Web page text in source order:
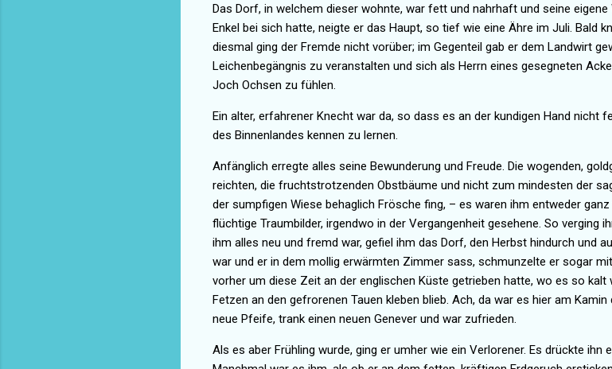
Das Dorf, in welchem dieser wohnte, war fett und nahrhaft und seine
Enkel bei sich hatte, neigte er das Haupt, so tief wie eine Ähre im Juli. Bald
diesmal ging der Fremde nicht vorüber; im Gegenteil gab er dem Landwirt
Leichenbegängnis zu veranstalten und sich als Herrn eines gesegneten
Joch Ochsen zu fühlen.
Ein alter, erfahrener Knecht war da, so dass es an der kundigen Hand nicht
des Binnenlandes kennen zu lernen.
Anfänglich erregte alles seine Bewunderung und Freude. Die wogenden,
reichten, die fruchtstrotzenden Obstbäume und nicht zum mindesten der
der sumpfigen Wiese behaglich Frösche fing, – es waren ihm entweder
flüchtige Traumbilder, irgendwo in der Vergangenheit gesehene. So verging
ihm alles neu und fremd war, gefiel ihm das Dorf, den Herbst hindurch und
war und er in dem mollig erwärmten Zimmer sass, schmunzelte er sogar
vorher um diese Zeit an der englischen Küste getrieben hatte, wo es so kalt
Fetzen an den gefrorenen Tauen kleben blieb. Ach, da war es hier am
neue Pfeife, trank einen neuen Genever und war zufrieden.
Als es aber Frühling wurde, ging er umher wie ein Verlorener. Es drückte ihn